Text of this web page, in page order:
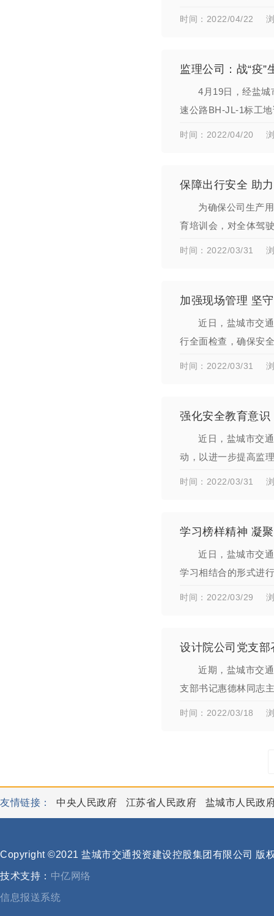
段）、东环路高架、
时间：2022/04/22
监理公司：战“疫”
4月19日，经盐
速公路BH-JL-1标工
BH-JL-1标总监办高
时间：2022/04/20
保障出行安全 助
为确保公司生产
育培训会，对全体驾
司车辆使用全过程安
时间：2022/03/31
加强现场管理 坚
近日，盐城市交
行全面检查，确保安
全工作规定落实情况
时间：2022/03/31
强化安全教育意
近日，盐城市交
动，以进一步提高监
安全教育”培训会议4
时间：2022/03/31
学习榜样精神 凝
近日，盐城市交
学习相结合的形式进
一次深刻的党性教育
时间：2022/03/29
设计院公司党支
近期，盐城市交
支部书记惠德林同志
况，随后惠德林同志
时间：2022/03/18
友情链接： 中央人民政府 江苏省人民政府 盐城市人民政
Copyright ©2021 盐城市交通投资建设控股集团有限公司 版
技术支持： 中亿网络
信息报送系统